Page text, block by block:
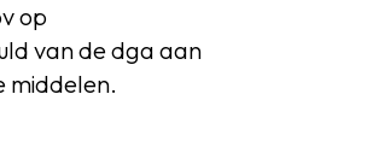
op
van de dga aan
middelen.